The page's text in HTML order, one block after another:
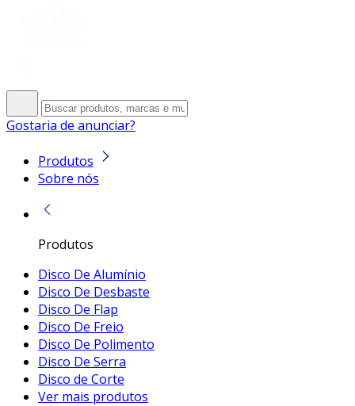
Gostaria de anunciar?
Produtos
Sobre nós
Produtos
Disco De Alumínio
Disco De Desbaste
Disco De Flap
Disco De Freio
Disco De Polimento
Disco De Serra
Disco de Corte
Ver mais produtos